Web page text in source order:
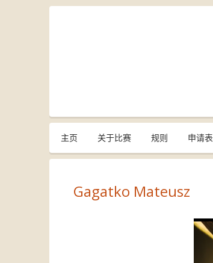
主页 关于比赛 规则 申请表
Gagatko Mateusz